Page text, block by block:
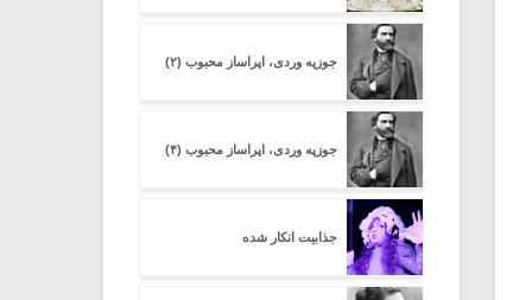
جوزپه وردی، اپراساز محبوب (۲)
جوزپه وردی، اپراساز محبوب (۴)
جذابیت انکار شده